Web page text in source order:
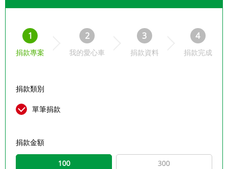
1
捐款專案
2
我的愛心車
3
捐款資料
4
捐款完成
捐款類別
單筆捐款
捐款金額
100 300